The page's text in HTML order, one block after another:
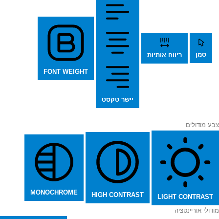
סמן ריווח אותיות
יישר טקסט
FONT WEIGHT
צבע מודולים
LIGHT CONTRAST
HIGH CONTRAST
MONOCHROME
מודולי אוריינטציה